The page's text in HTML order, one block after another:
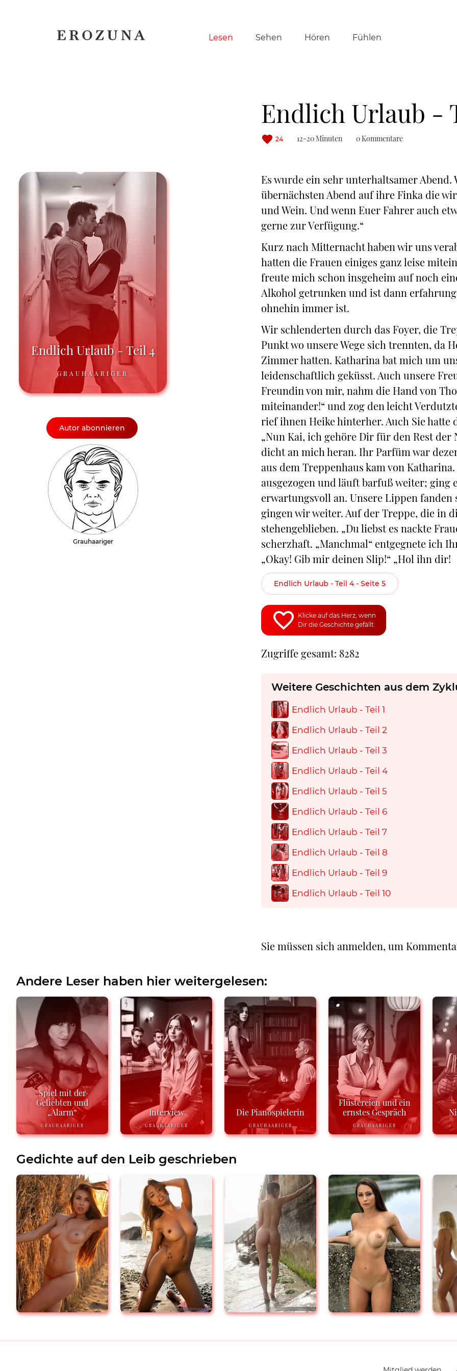
Navigation
Lesen Sehen Hören Fühlen
Endlich Urlaub -
24 12-20 Minuten 0 Kommentare
Endlich Urlaub - Teil 4
GRAUHAARIGER
Autor abonnieren
Grauhaariger
Es wurde ein sehr unterhaltsamer
übernächsten Abend auf ihre Finka die
und Wein. Und wenn Euer Fahrer auch
gerne zur Verfügung.“
Kurz nach Mitternacht haben wir uns
hatten die Frauen einiges ganz leise
freute mich schon insgeheim auf noch
Alkohol getrunken und ist dann
ohnehin immer ist.
Wir schlenderten durch das Foyer, die
Punkt wo unsere Wege sich trennten, da
Zimmer hatten. Katharina bat mich um
leidenschaftlich geküsst. Auch unsere
Freundin von mir, nahm die Hand von
miteinander!“ und zog den leicht
rief ihnen Heike hinterher. Auch Sie
„Nun Kai, ich gehöre Dir für den Rest der
dicht an mich heran. Ihr Parfüm war
aus dem Treppenhaus kam von
ausgezogen und läuft barfuß weiter;
erwartungsvoll an. Unsere Lippen
gingen wir weiter. Auf der Treppe, die in
stehengeblieben. „Du liebst es nackte
scherzhaft. „Manchmal“ entgegnete ich
„Okay! Gib mir deinen Slip!“ „Hol ihn dir!
Endlich Urlaub - Teil 4 - Seite 5
Klicke auf das Herz, wenn
Dir die Geschichte gefällt
Zugriffe gesamt: 8282
Weitere Geschichten aus dem
Endlich Urlaub - Teil 1
Endlich Urlaub - Teil 2
Endlich Urlaub - Teil 3
Endlich Urlaub - Teil 4
Endlich Urlaub - Teil 5
Endlich Urlaub - Teil 6
Endlich Urlaub - Teil 7
Endlich Urlaub - Teil 8
Endlich Urlaub - Teil 9
Endlich Urlaub - Teil 10
Sie müssen sich anmelden, um
Andere Leser haben hier weitergelesen:
Spiel mit der
Geliebten und
„Alarm“
GRAUHAARIGER
Interview
GRAUHAARIGER
Die Pianospielerin
GRAUHAARIGER
Flüstereien und ein
ernstes Gespräch
GRAUHAARIGER
Gedichte auf den Leib geschrieben
Navigation